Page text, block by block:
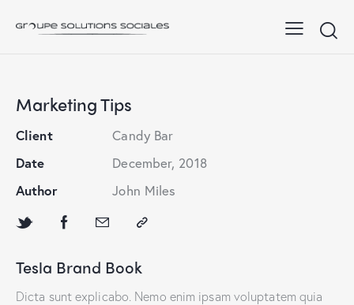
Marketing Tips
Tesla Brand Book
Dicta sunt explicabo. Nemo enim ipsam voluptatem quia
Client
Candy Bar
Date
December, 2018
Author
John Miles